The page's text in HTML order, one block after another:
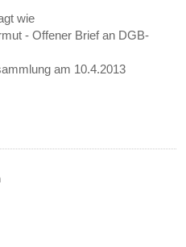
wie
- Offener Brief an DGB-
am 10.4.2013